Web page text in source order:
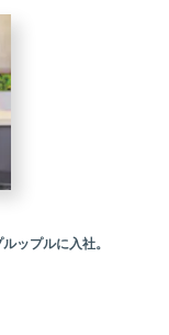
ップルに入社。